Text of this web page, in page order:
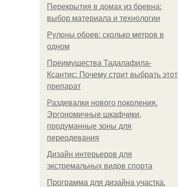
Перекрытия в домах из бревна:
выбор материала и технологии
Рулоны обоев: сколько метров в
одном
Преимущества Тадалафила-
Ксантис: Почему стоит выбрать этот
препарат
Раздевалки нового поколения.
Эргономичные шкафчики,
продуманные зоны для
переодевания
Дизайн интерьеров для
экстремальных видов спорта
Программа для дизайна участка.